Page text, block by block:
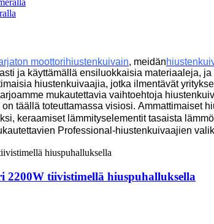
moottorihiustenkuivain, meidän
ja käyttämällä ensiluokkaisia ​​materiaaleja,
​​hiustenkuivaajia, jotka ilmentävät
mukautettavia vaihtoehtoja
täällä toteuttamassa visiosi. Ammattimaiset
keraamiset lämmityselementit tasaista
Professional-hiustenkuivaajien
2200W tiivistimellä hiuspuhalluksella